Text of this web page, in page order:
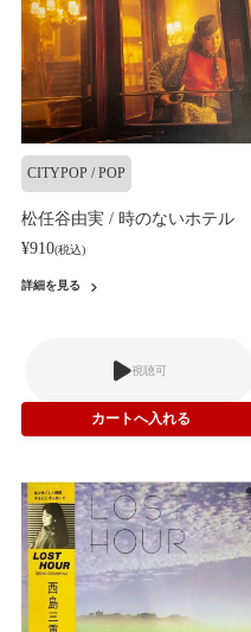
CITYPOP / POP
松任谷由実 / 時のないホテル
¥910(税込)
詳細を見る
視聴可